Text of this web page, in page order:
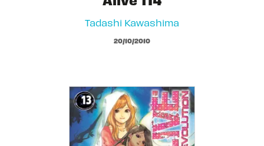
Tadashi Kawashima
20/10/2010